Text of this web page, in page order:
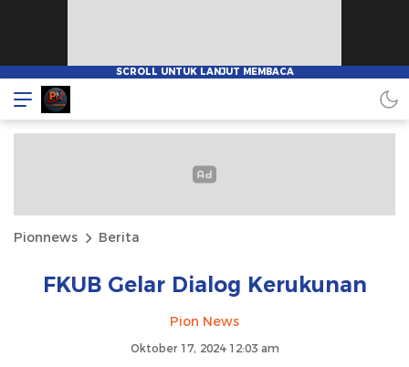
Pionnews Berita
FKUB Gelar Dialog Kerukunan
Pion News
Oktober 17, 2024 12:03 am